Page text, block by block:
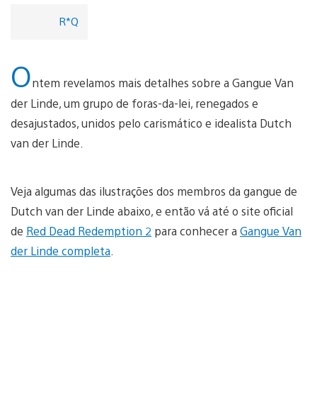
R*Q
Ontem revelamos mais detalhes sobre a Gangue Van
der Linde, um grupo de foras-da-lei, renegados e
desajustados, unidos pelo carismático e idealista Dutch
van der Linde.
Veja algumas das ilustrações dos membros da gangue de
Dutch van der Linde abaixo, e então vá até o site oficial
de Red Dead Redemption 2 para conhecer a Gangue Van
der Linde completa